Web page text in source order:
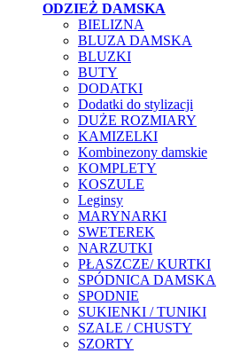
ODZIEŻ DAMSKA
BIELIZNA
BLUZA DAMSKA
BLUZKI
BUTY
DODATKI
Dodatki do stylizacji
DUŻE ROZMIARY
KAMIZELKI
Kombinezony damskie
KOMPLETY
KOSZULE
Leginsy
MARYNARKI
SWETEREK
NARZUTKI
PŁASZCZE/ KURTKI
SPÓDNICA DAMSKA
SPODNIE
SUKIENKI / TUNIKI
SZALE / CHUSTY
SZORTY